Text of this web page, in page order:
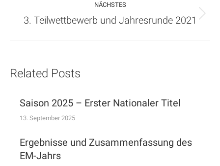
NÄCHSTES
Nächster
3. Teilwettbewerb und Jahresrunde 2021
Related Posts
Saison 2025 – Erster Nationaler Titel
13. September 2025
Ergebnisse und Zusammenfassung des
EM-Jahrs